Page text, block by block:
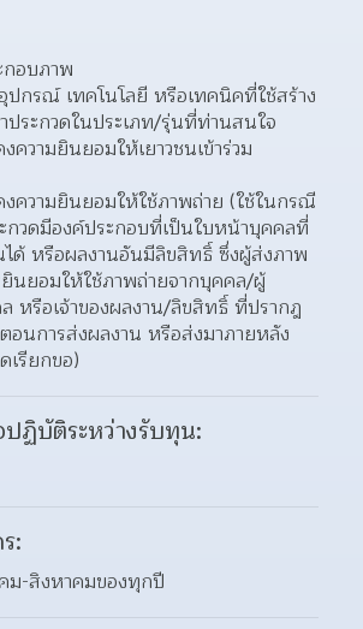
กอบภาพ
ปกรณ์ เทคโนโลยี หรือเทคนิคที่ใช้สร้าง
ประกวดในประเภท/รุ่นที่ท่านสนใจ
วามยินยอมให้เยาวชนเข้าร่วม
ความยินยอมให้ใช้ภาพถ่าย (ใช้ในกรณี
กวดมีองค์ประกอบที่เป็นใบหน้าบุคคลที่
ได้ หรือผลงานอันมีลิขสิทธิ์ ซึ่งผู้ส่งภาพ
ยินยอมให้ใช้ภาพถ่ายจากบุคคล/ผู้
หรือเจ้าของผลงาน/ลิขสิทธิ์ ที่ปรากฎ
นการส่งผลงาน หรือส่งมาภายหลัง
เรียกขอ)
ปฏิบัติระหว่างรับทุน:
:
ม-สิงหาคมของทุกปี